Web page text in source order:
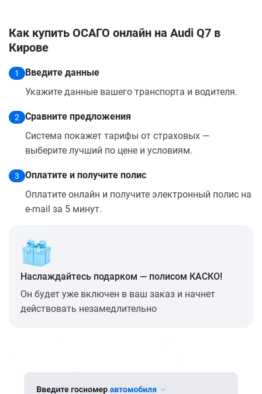
Как купить ОСАГО онлайн на Audi Q7 в
Кирове
1
Введите данные
Укажите данные вашего транспорта и водителя.
2
Сравните предложения
Система покажет тарифы от страховых —
выберите лучший по цене и условиям.
3
Оплатите и получите полис
Оплатите онлайн и получите электронный полис на
e-mail за 5 минут.
Наслаждайтесь подарком — полисом КАСКО!
Он будет уже включен в ваш заказ и начнет
действовать незамедлительно